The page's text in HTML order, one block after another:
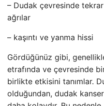
– Dudak çevresinde
ağrılar
– kaşıntı ve yanma hissi
Gördüğünüz gibi,
etrafında ve çevresinde
birlikte etkisini tanımlar.
olduğundan, dudak